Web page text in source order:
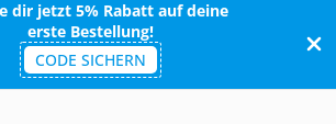
dir jetzt 5% Rabatt auf deine
erste Bestellung!
CODE SICHERN